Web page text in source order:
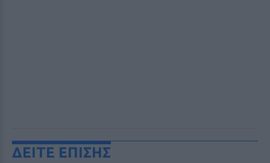
ΔΕΙΤΕ ΕΠΙΣΗΣ